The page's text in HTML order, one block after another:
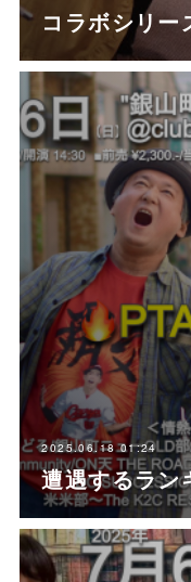
コラボシリ
2025.06.18 01:24
遭遇するラ